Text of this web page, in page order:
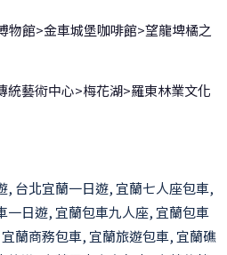
物館>金車城堡咖啡館>望龍埤橘之
統藝術中心>梅花湖>羅東林業文化
, 台北宜蘭一日遊, 宜蘭七人座包車,
一日遊, 宜蘭包車九人座, 宜蘭包車
宜蘭商務包車, 宜蘭旅遊包車, 宜蘭礁